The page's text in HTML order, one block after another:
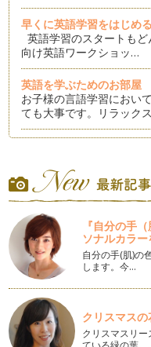
早くに英語学習をはじめ
英語学習のスタートも
向け英語ワークショッ…
英語を学ぶためのお部屋
お子様の言語学習におい
ても大事です。リラック
ィンがありますね。ハロ
ホリデーシーズンを前に
日本はまだ蒸し暑い日々
住むニューヨーク州北…
パパとママだけで英語の指
普段アメリカに住んでい
す。帰省中、英語のワー
子どもの英語学習、子ど
「私も英語が堪能だっ
『自分の手
ソナルカラ
自分の手(肌)の
します。今…
クリスマスの
クリスマスリ